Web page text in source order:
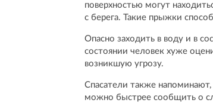
поверхностью могут
с берега. Такие прыжки
Опасно заходить в воду и в
состоянии человек хуже
возникшую угрозу.
Спасатели также
можно быстрее сообщить о